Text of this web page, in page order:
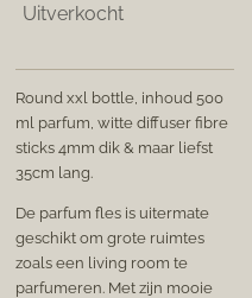
Uitverkocht
Round xxl bottle, inhoud 500
ml parfum, witte diffuser fibre
sticks 4mm dik & maar liefst
35cm lang.
De parfum fles is uitermate
geschikt om grote ruimtes
zoals een living room te
parfumeren. Met zijn mooie